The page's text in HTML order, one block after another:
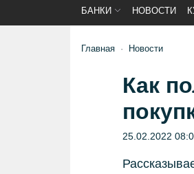
БАНКИ НОВОСТИ
Главная Новости
Как
25.02.2022